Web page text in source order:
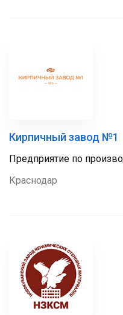
Кирпичный завод №1
Предприятие по
Краснодар